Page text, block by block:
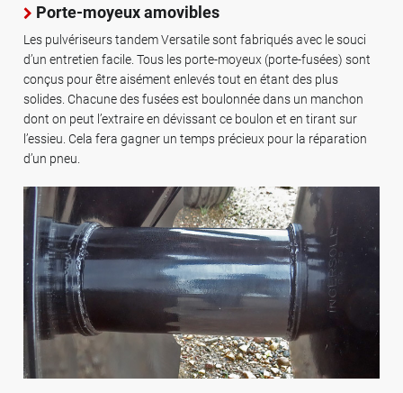
Porte-moyeux amovibles
Les pulvériseurs tandem Versatile sont fabriqués avec le souci
d’un entretien facile. Tous les porte-moyeux (porte-fusées) sont
conçus pour être aisément enlevés tout en étant des plus
solides. Chacune des fusées est boulonnée dans un manchon
dont on peut l’extraire en dévissant ce boulon et en tirant sur
l’essieu. Cela fera gagner un temps précieux pour la réparation
d’un pneu.